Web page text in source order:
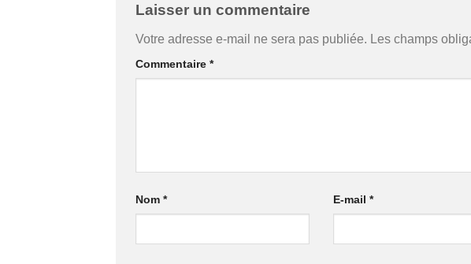
Laisser un commentaire
Votre adresse e-mail ne sera pas publiée. Les champs
Commentaire *
Nom * E-mail *